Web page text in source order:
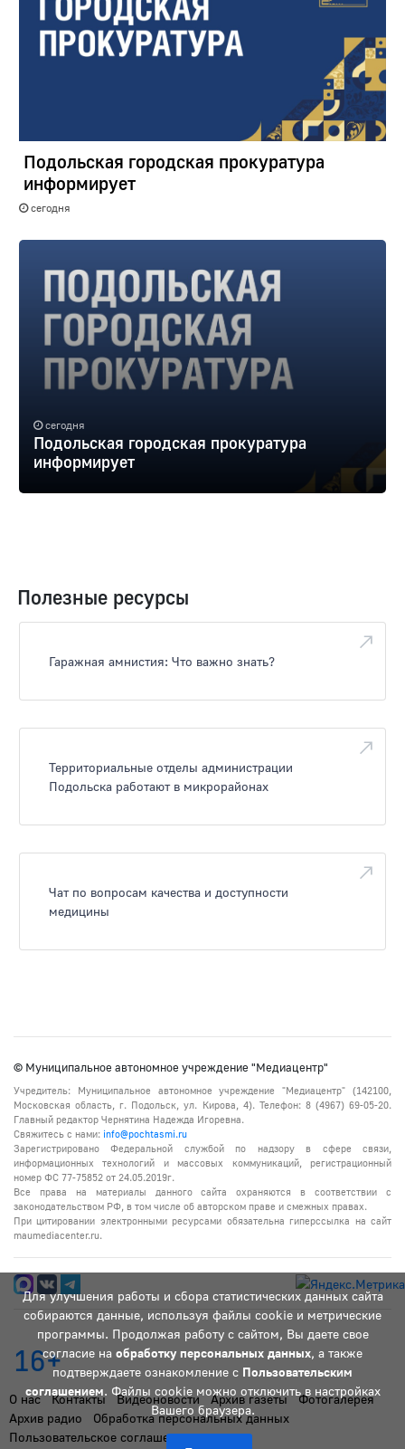
Подольская городская прокуратура
информирует
сегодня
сегодня
Подольская городская прокуратура
информирует
Полезные ресурсы
Гаражная амнистия: Что важно знать?
Территориальные отделы администрации
Подольска работают в микрорайонах
Чат по вопросам качества и доступности
медицины
Для улучшения работы и сбора статистических данных сайта
собираются данные, используя файлы cookie и метрические
программы. Продолжая работу с сайтом, Вы даете свое
согласие на обработку персональных данных, а также
подтверждаете ознакомление с Пользовательским
соглашением. Файлы cookie можно отключить в настройках
Вашего браузера.
© Муниципальное автономное учреждение "Медиацентр"
Учредитель: Муниципальное автономное учреждение "Медиацентр" (142100,
Московская область, г. Подольск, ул. Кирова, 4). Телефон: 8 (4967) 69-05-20.
Главный редактор Чернятина Надежда Игоревна.
Свяжитесь с нами: info@pochtasmi.ru
Зарегистрировано Федеральной службой по надзору в сфере связи,
информационных технологий и массовых коммуникаций, регистрационный
номер ФС 77-75852 от 24.05.2019г.
Все права на материалы данного сайта охраняются в соответствии с
законодательством РФ, в том числе об авторском праве и смежных правах.
При цитировании электронными ресурсами обязательна гиперссылка на сайт
maumediacenter.ru.
16+
О нас Контакты Видеоновости Архив газеты
Фотогалерея
Архив радио
Обработка персональных данных
Пользовательское соглашение